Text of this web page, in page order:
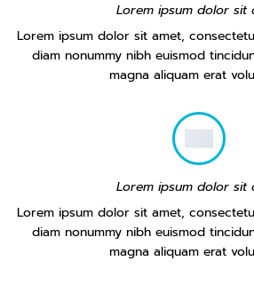
Lorem ipsum dolor sit
Lorem ipsum dolor sit amet,
diam nonummy nibh euismod
magna aliquam erat
Lorem ipsum dolor sit
Lorem ipsum dolor sit amet,
diam nonummy nibh euismod
magna aliquam erat